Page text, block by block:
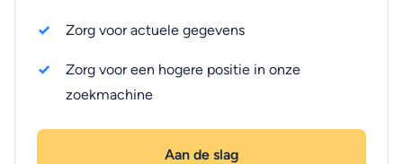
Zorg voor actuele gegevens
Zorg voor een hogere positie in onze
zoekmachine
Aan de slag